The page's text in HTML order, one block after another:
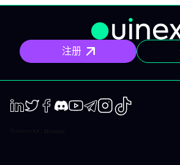
信息流，无需额外的动态，不会有无关填充
但有正职工作、有生活，无法整天盯着屏幕
些内容？ 精确的市场信息 清晰的情景与关键
确聚焦要点，不会分心。 明确的计划 预设了
预期情景与失效点。你不是临场才应付市场
期简报 市场波动时，我们抓住波动性；趋势
流与真实投资者行为。不是猜测，也不是市
举个例子，一天的节奏大致如下： 07:45 晨
基调。 09:12 今日计划，CAC 40 明确关注
点。 14:30 中期简报，黄金 趋势形成时，科
注册
Telegram
Instagram